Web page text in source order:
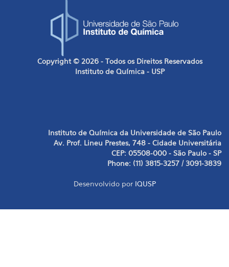
Copyright © 2026 - Todos os Direitos Reservados
Instituto de Química - USP
Instituto de Química da Universidade de São Paulo
Av. Prof. Lineu Prestes, 748 - Cidade Universitária
CEP: 05508-000 - São Paulo - SP
Phone: (11) 3815-3257 / 3091-3839
Desenvolvido por IQUSP